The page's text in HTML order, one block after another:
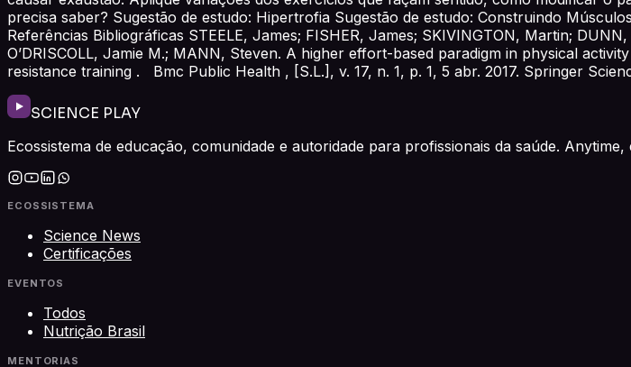
precisa saber? Sugestão de estudo: Hipertrofia Sugestão de estudo: Construindo
Referências Bibliográficas STEELE, James; FISHER, James; SKIVINGTON, Martin;
O’DRISCOLL, Jamie M.; MANN, Steven. A higher effort-based paradigm in physical
resistance training . Bmc Public Health , [S.L.], v. 17, n. 1, p. 1, 5 abr. 2017. Springer
SCIENCE PLAY
Ecossistema de educação, comunidade e autoridade para profissionais da saúde.
ECOSSISTEMA
Science News
Certificações
EVENTOS
Todos
Nutrição Brasil
MENTORIAS